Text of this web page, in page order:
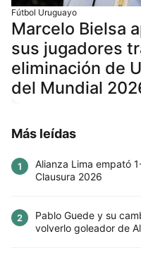
Fútbol Uruguayo
Marcelo Bielsa
sus jugadores
eliminación de
del Mundial
Más leídas
1
Alianza Lima empató
Clausura 2026
2
Pablo Guede y su
volverlo goleador de